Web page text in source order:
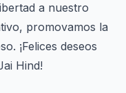
a nuestro
promovamos la
¡Felices deseos
Hind!